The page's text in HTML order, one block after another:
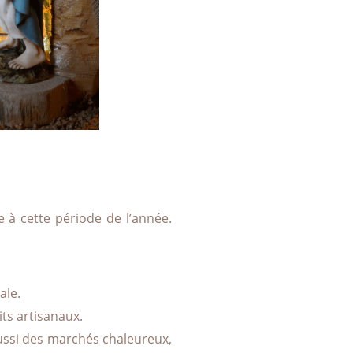
cette période de l’année.
artisanaux.
des marchés chaleureux,
ACTUALITÉS